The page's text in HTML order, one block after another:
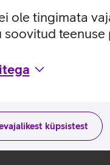
ole tingimata
teenuse
küpsistest